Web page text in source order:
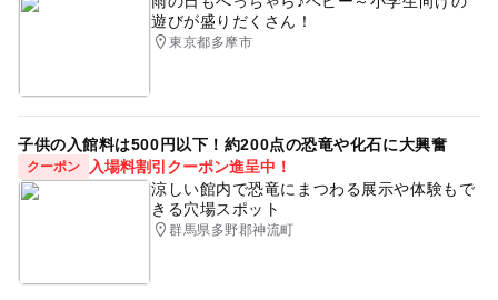
遊びが盛りだくさん！
東京都多摩市
子供の入館料は500円以下！約200点の恐竜や化石に大興奮
クーポン
入場料割引クーポン進呈中！
涼しい館内で恐竜にまつわる展示や体験もで
きる穴場スポット
群馬県多野郡神流町